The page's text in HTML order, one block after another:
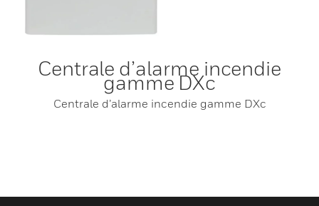
Centrale d’alarme incendie
gamme DXc
Centrale d’alarme incendie gamme DXc